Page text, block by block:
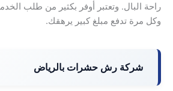
راحة البال. وتعتبر أوفر بكثير من طلب
وكل مرة تدفع مبلغ كبير يرهقك.
شركة رش حشرات بالرياض